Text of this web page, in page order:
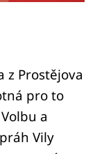
z Prostějova
pro to
a
Vily